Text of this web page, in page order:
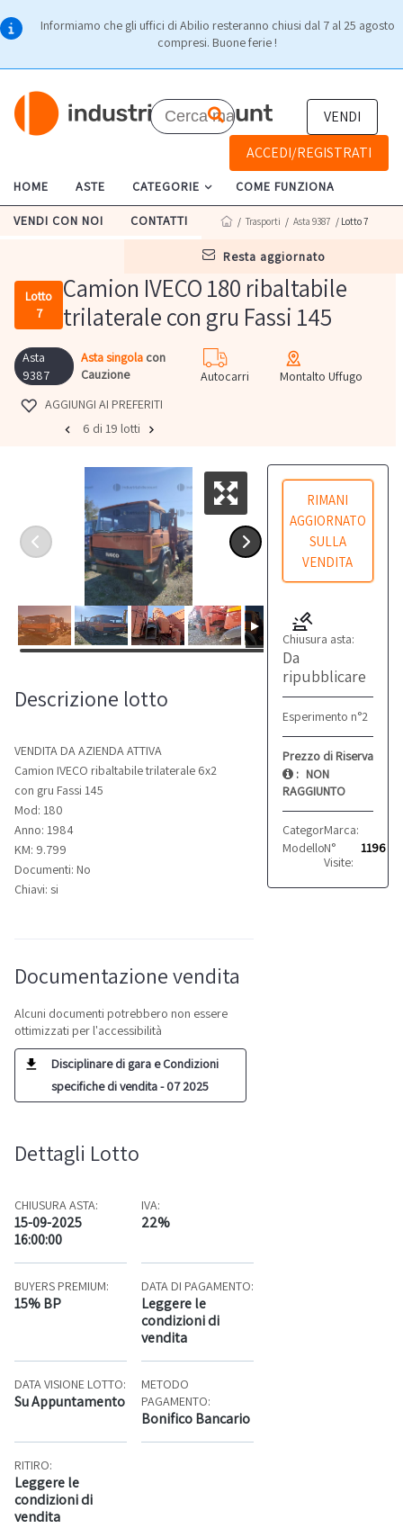
Informiamo che gli uffici di Abilio resteranno chiusi dal 7 al 25 agosto
compresi. Buone ferie !
VENDI
ACCEDI/REGISTRATI
HOME ASTE CATEGORIE COME FUNZIONA
VENDI CON NOI CONTATTI
resta aggiornato
/ Trasporti / Asta 9387 / Lotto 7
Lotto
7
Camion IVECO 180 ribaltabile
trilaterale con gru Fassi 145
Asta
9387
Asta singola con
Cauzione
Autocarri
Montalto Uffugo
AGGIUNGI AI PREFERITI
6 di 19 lotti
RIMANI
AGGIORNATO
SULLA
VENDITA
Chiusura asta:
Da
ripubblicare
Esperimento n°2
Prezzo di Riserva
: NON
RAGGIUNTO
Categoria: Autocarri
Marca:
Modello: 180
N°
Visite:
1196
Descrizione lotto
VENDITA DA AZIENDA ATTIVA
Camion IVECO ribaltabile trilaterale 6x2
con gru Fassi 145
Mod: 180
Anno: 1984
KM: 9.799
Documenti: No
Chiavi: si
Documentazione vendita
Alcuni documenti potrebbero non essere
ottimizzati per l'accessibilità
Disciplinare di gara e Condizioni
specifiche di vendita - 07 2025
Dettagli Lotto
CHIUSURA ASTA:
15-09-2025
16:00:00
IVA:
22%
BUYERS PREMIUM:
15% BP
DATA DI PAGAMENTO:
Leggere le
condizioni di
vendita
DATA VISIONE LOTTO:
Su Appuntamento
METODO
PAGAMENTO:
Bonifico Bancario
RITIRO:
Leggere le
condizioni di
vendita